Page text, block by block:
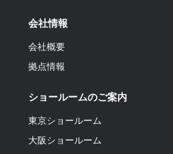
会社情報
会社概要
拠点情報
ショールームのご案内
東京ショールーム
大阪ショールーム